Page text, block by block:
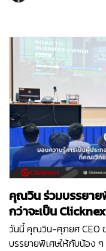
คุณวิน ร่วมบรรยา
กว่าจะเป็น Clicknext ให้น้อง ๆ คณะวิทยา
สารสนเทศ ม.บูรพา
วันนี้ คุณวิน-ศุภยศ CEO
บรรยายพิเศษให้กับน้อง